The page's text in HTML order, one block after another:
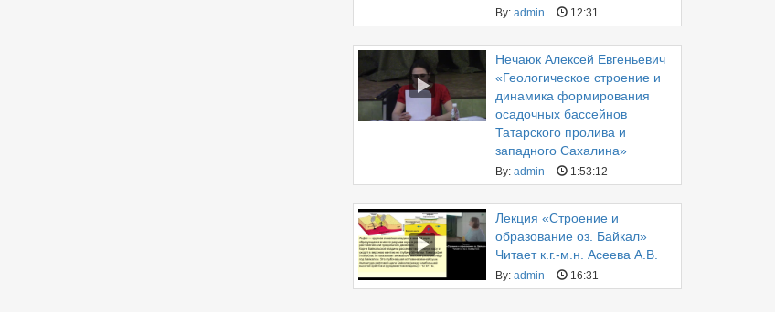
By: admin 12:31
Нечаюк Алексей Евгеньевич
«Геологическое строение и
динамика формирования
осадочных бассейнов
Татарского пролива и
западного Сахалина»
By: admin 1:53:12
Лекция «Строение и
образование оз. Байкал»
Читает к.г.-м.н. Асеева А.В.
By: admin 16:31